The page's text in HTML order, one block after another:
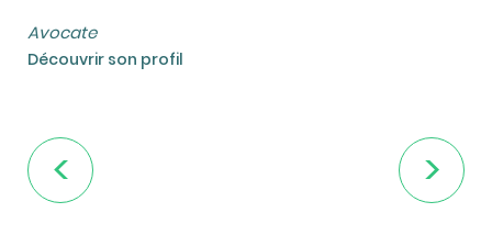
Avocate
Découvrir son profil